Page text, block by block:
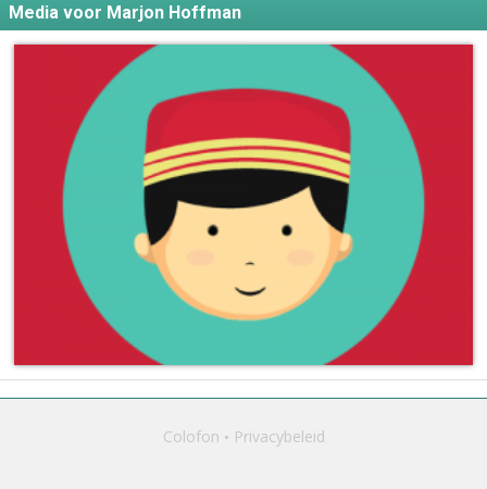
Media voor Marjon Hoffman
Colofon Privacybeleid